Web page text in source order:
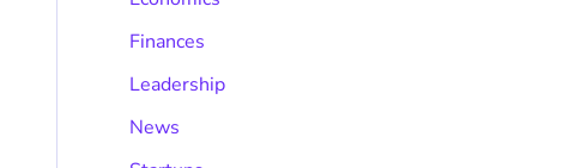
Finances
Leadership
News